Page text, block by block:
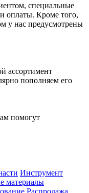
специальные
оплаты. Кроме того,
у нас предусмотрены
ассортимент
пополняем его
помогут
Инструмент
материалы
Распродажа